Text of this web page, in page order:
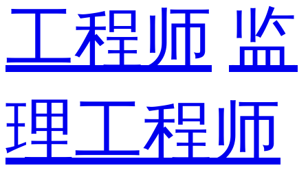
工程师 监
理工程师